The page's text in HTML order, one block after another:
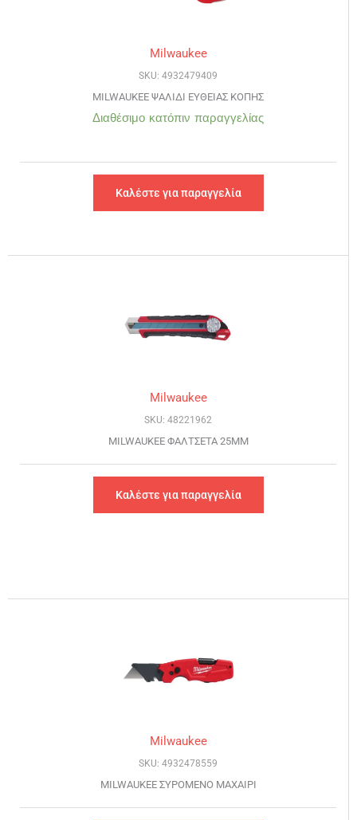
Milwaukee
SKU: 4932479409
MILWAUKEE ΨΑΛΙΔΙ ΕΥΘΕΙΑΣ ΚΟΠΗΣ
Διαθέσιμο κατόπιν παραγγελίας
Καλέστε για παραγγελία
Milwaukee
SKU: 48221962
MILWAUKEE ΦΑΛΤΣΕΤΑ 25MM
Καλέστε για παραγγελία
Milwaukee
SKU: 4932478559
MILWAUKEE ΣΥΡΟΜΕΝΟ ΜΑΧΑΙΡΙ